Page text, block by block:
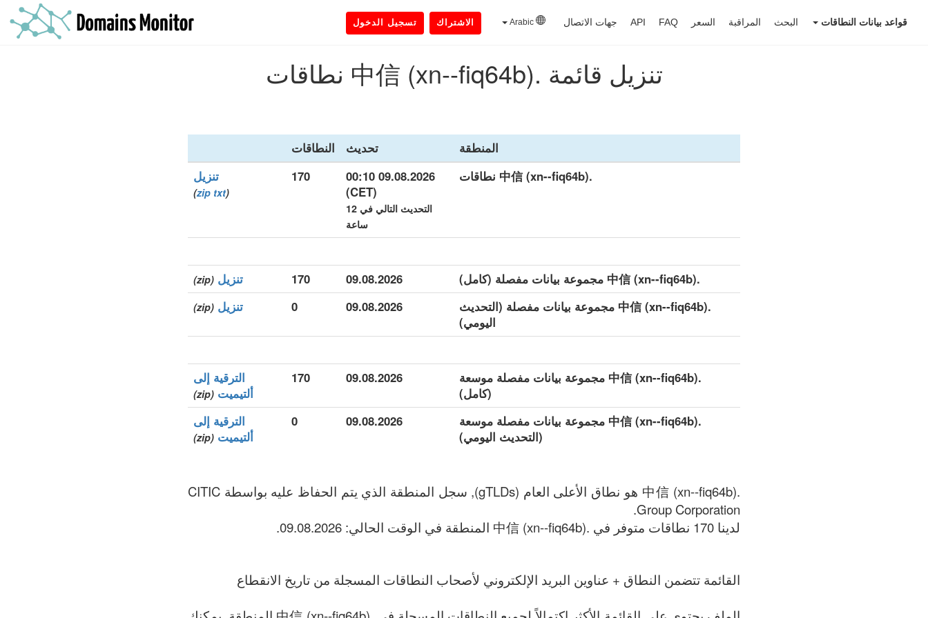
قواعد بيانات النطاقات البحث المراقبة السعر FAQ
API جهات الاتصال الاشتراك تسجيل الدخول
تنزيل قائمة .中信 (xn--fiq64b) نطاقات
المنطقة تحديث
النطاقات
.中信 (xn--fiq64b) نطاقات
09.08.2026 00:10
(CET)
التحديث التالي في 12
ساعة
170 تنزيل
(
zip txt
)
.中信 (xn--fiq64b) مجموعة بيانات مفصلة (كامل) 09.08.2026
170 تنزيل (zip)
.中信 (xn--fiq64b) مجموعة بيانات مفصلة (التحديث
اليومي)
09.08.2026
0 تنزيل (zip)
.中信 (xn--fiq64b) مجموعة بيانات مفصلة موسعة
(كامل)
09.08.2026
170
الترقية إلى
ألتيميت (zip)
.中信 (xn--fiq64b) مجموعة بيانات مفصلة موسعة
(التحديث اليومي)
09.08.2026
0
الترقية إلى
ألتيميت (zip)
.中信 (xn--fiq64b) هو نطاق الأعلى العام (gTLDs), سجل المنطقة الذي يتم الحفاظ عليه بواسطة CITIC
Group Corporation.
لدينا 170 نطاقات متوفر في .中信 (xn--fiq64b) المنطقة في الوقت الحالي: 09.08.2026.
القائمة تتضمن النطاق + عناوين البريد الإلكتروني لأصحاب النطاقات المسجلة من تاريخ الانقطاع